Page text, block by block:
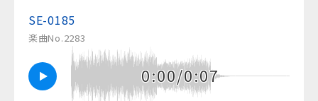
SE-0185
楽曲No.2283
0:00/0:07